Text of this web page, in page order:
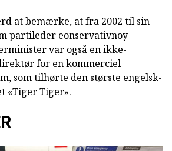
at bemærke, at fra 2002 til sin
partileder eonservativnoy
var også en ikke-
for en kommerciel
som tilhørte den største engelsk-
«Tiger Tiger».